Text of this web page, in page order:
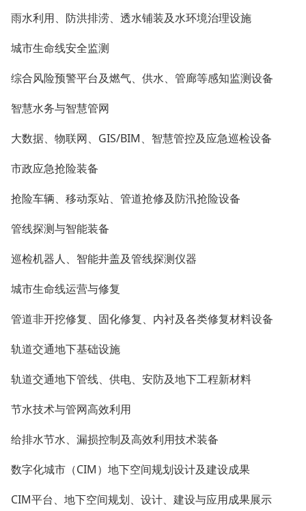
雨水利用、防洪排涝、透水铺装及水环境治理设施
城市生命线安全监测
综合风险预警平台及燃气、供水、管廊等感知监测设备
智慧水务与智慧管网
大数据、物联网、GIS/BIM、智慧管控及应急巡检设备
市政应急抢险装备
抢险车辆、移动泵站、管道抢修及防汛抢险设备
管线探测与智能装备
巡检机器人、智能井盖及管线探测仪器
城市生命线运营与修复
管道非开挖修复、固化修复、内衬及各类修复材料设备
轨道交通地下基础设施
轨道交通地下管线、供电、安防及地下工程新材料
节水技术与管网高效利用
给排水节水、漏损控制及高效利用技术装备
数字化城市（CIM）地下空间规划设计及建设成果
CIM平台、地下空间规划、设计、建设与应用成果展示